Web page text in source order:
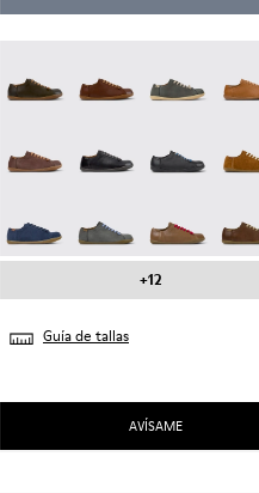
+12
Guía de tallas
AVÍSAME